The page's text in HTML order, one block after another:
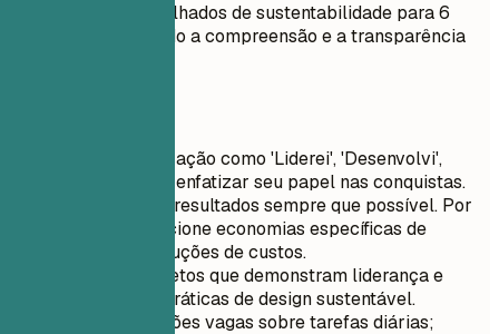
Criei relatórios detalhados de sustentabilidade para 6
projetos, aumentando a compreensão e a transparência
Use verbos de ação como 'Liderei', 'Desenvolvi',
'Otimizei' para enfatizar seu papel nas conquistas.
Quantifique os resultados sempre que possível. Por
exemplo, mencione economias específicas de
energia ou reduções de custos.
Destaque projetos que demonstram liderança e
inovação em práticas de design sustentável.
Evite declarações vagas sobre tarefas diárias;